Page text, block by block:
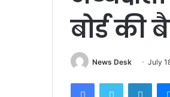
बोर्ड
News Desk July